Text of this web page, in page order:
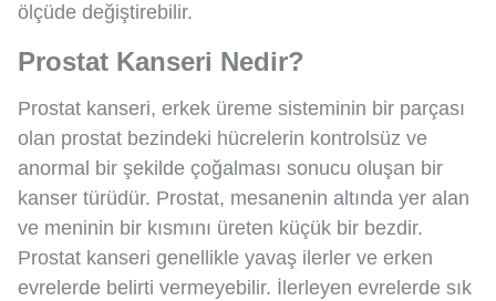
ölçüde değiştirebilir.
Prostat Kanseri Nedir?
Prostat kanseri, erkek üreme sisteminin bir parçası
olan prostat bezindeki hücrelerin kontrolsüz ve
anormal bir şekilde çoğalması sonucu oluşan bir
kanser türüdür. Prostat, mesanenin altında yer alan
ve meninin bir kısmını üreten küçük bir bezdir.
Prostat kanseri genellikle yavaş ilerler ve erken
evrelerde belirti vermeyebilir. İlerleyen evrelerde sık